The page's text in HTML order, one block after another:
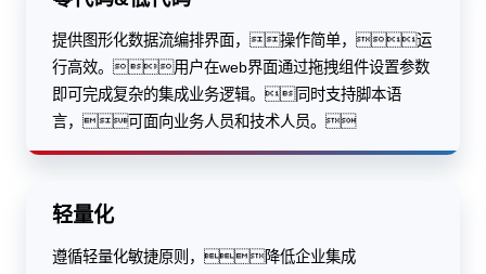
提供图形化数据流编排界面，操作简单，运
行高效。用户在web界面通过拖拽组件设置参数
即可完成复杂的集成业务逻辑。同时支持脚本语
言，可面向业务人员和技术人员。
轻量化
遵循轻量化敏捷原则，降低企业集成